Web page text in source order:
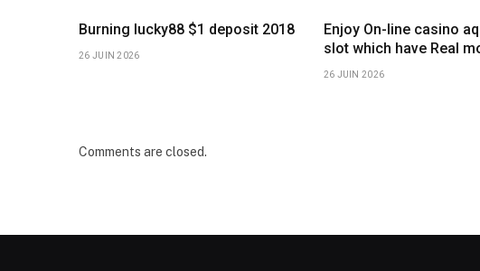
Burning lucky88 $1 deposit 2018
26 JUIN 2026
Enjoy On-line casino
slot which have Real
26 JUIN 2026
Comments are closed.